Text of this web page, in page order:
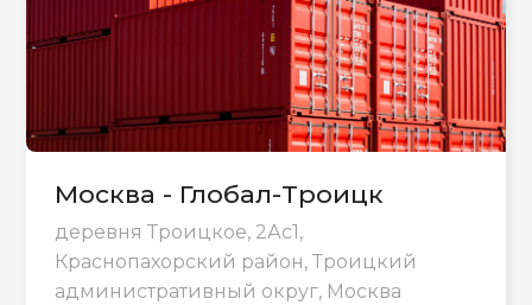
Москва - Глобал-Троицк
деревня Троицкое, 2Ас1,
Краснопахорский район, Троицкий
административный округ, Москва